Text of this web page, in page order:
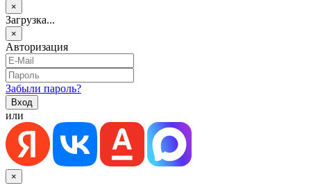
×
Загрузка...
×
Авторизация
Забыли пароль?
или
×